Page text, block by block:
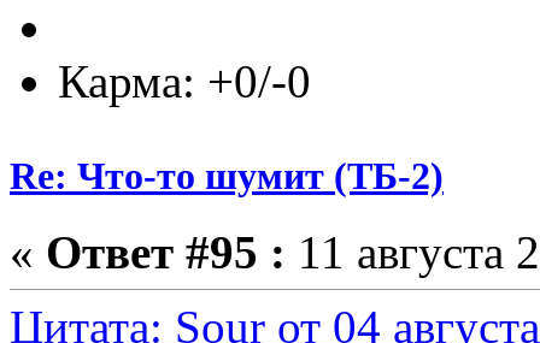
Карма: +0/-0
Re: Что-то шумит (ТБ-2)
« Ответ #95 : 11 августа
Цитата: Sour от 04